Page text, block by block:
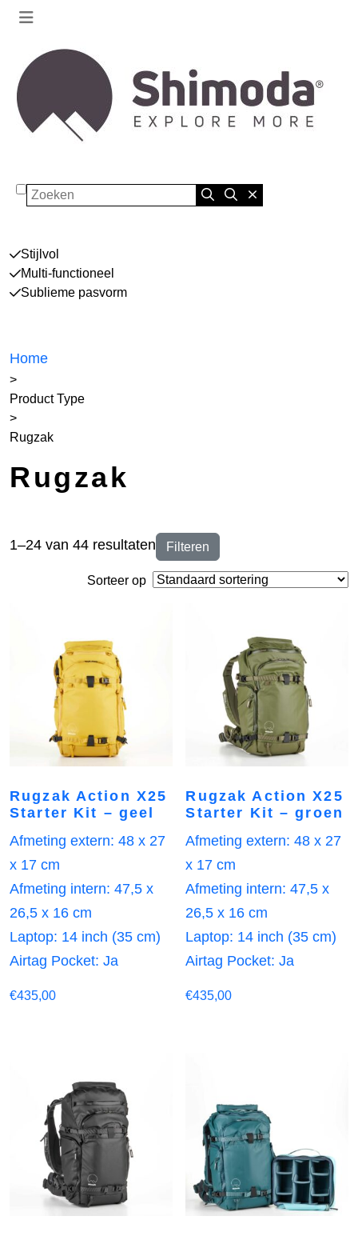
Zoeken
Stijlvol
Multi-functioneel
Sublieme pasvorm
Home
>
Product Type
>
Rugzak
Rugzak
Filteren
1–24 van 44 resultaten
Sorteer op
Rugzak Action X25
Starter Kit – geel
Afmeting extern: 48 x 27
x 17 cm
Afmeting intern: 47,5 x
26,5 x 16 cm
Laptop: 14 inch (35 cm)
Airtag Pocket: Ja
€435,00
Rugzak Action X25
Starter Kit – groen
Afmeting extern: 48 x 27
x 17 cm
Afmeting intern: 47,5 x
26,5 x 16 cm
Laptop: 14 inch (35 cm)
Airtag Pocket: Ja
€435,00